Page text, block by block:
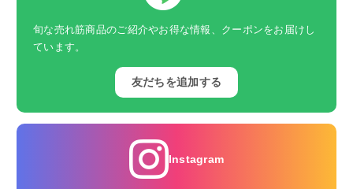
旬な売れ筋商品のご紹介やお得な情報、クーポンをお届けし
ています。
友だちを追加する
Instagram